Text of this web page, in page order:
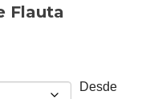
Flauta
Desde